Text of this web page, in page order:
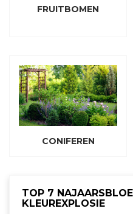
FRUITBOMEN
CONIFEREN
TOP 7
KLEUREXPLOSIE